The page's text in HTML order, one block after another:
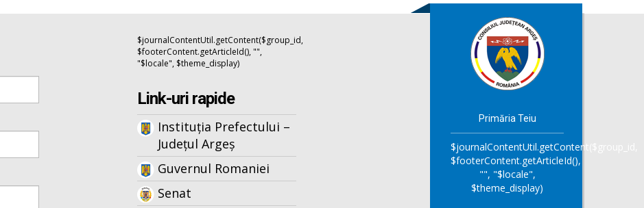
$journalContentUtil.getContent($group_id,
$footerContent.getArticleId(), "",
"$locale", $theme_display)
Link-uri rapide
Instituția Prefectului –
Județul Argeș
Guvernul Romaniei
Senat
Primăria Teiu
$journalContentUtil.getContent($group_id,
$footerContent.getArticleId(),
"", "$locale",
$theme_display)